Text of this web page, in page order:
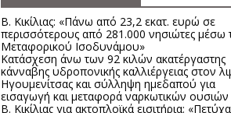
Β. Κικίλιας: «Πάνω από 23,2 εκατ. ευρώ σε
περισσότερους από 281.000 νησιώτες μέσω
Μεταφορικού Ισοδυνάμου»
Κατάσχεση άνω των 92 κιλών ακατέργαστης
κάνναβης υδροπονικής καλλιέργειας στον
Ηγουμενίτσας και σύλληψη ημεδαπού για
εισαγωγή και μεταφορά ναρκωτικών ουσιών
Β. Κικίλιας για ακτοπλοϊκά εισιτήρια: